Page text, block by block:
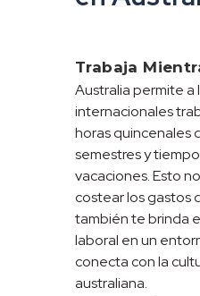
Trabaja
Australia permite
internacionales
horas quincenales
semestres y
vacaciones. Esto
costear los gastos
también te brinda
laboral en un
conecta con la
australiana.